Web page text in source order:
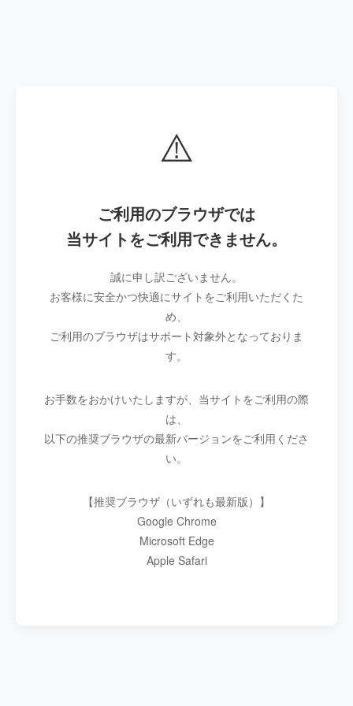
⚠️
ご利用のブラウザでは
当サイトをご利用できません。
誠に申し訳ございません。
お客様に安全かつ快適にサイトをご利用いただくた
め、
ご利用のブラウザはサポート対象外となっておりま
す。
お手数をおかけいたしますが、当サイトをご利用の際
は、
以下の推奨ブラウザの最新バージョンをご利用くださ
い。
【推奨ブラウザ（いずれも最新版）】
Google Chrome
Microsoft Edge
Apple Safari